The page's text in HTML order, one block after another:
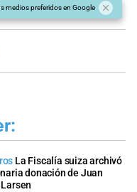
medios preferidos en Google
La Fiscalía suiza archivó
donación de Juan